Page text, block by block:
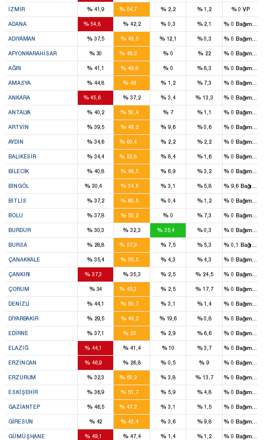
İZMIR %41,9 %54,7 % 2,2 %1,2 %0VP
ADANA %54,8 % 42,2 % 0,3 %2,1 % 0 Bağımsız
ADIYAMAN %37,5 % 49,5 %12,1 %0,3 % 0 Bağımsız
AFYONKARAHISAR %30 %48,2 %0 %22 % 0 Bağımsız
AĞRI %41,1 % 49,8 %0 %8,3 % 0 Bağımsız
AMASYA %44,8 % 46 % 1,2 %7,3 % 0 Bağımsız
ANKARA %45,6 % 37,2 % 3,4 % 13,3 % 0 Bağımsız
ANTALYA %40,2 % 50,4 %7 %1,1 % 0 Bağımsız
ARTVIN %39,5 % 49,2 % 9,6 %0,6 % 0 Bağımsız
AYDIN %34,6 %60,4 % 2,2 %2,2 % 0 Bağımsız
BALIKESIR %34,4 %53,8 % 8,4 %1,6 % 0 Bağımsız
BILECIK %40,8 % 48,5 % 6,9 %3,2 % 0 Bağımsız
BINGÖL %30,4 % 34,5 % 3,1 %5,8 % 9,6
BITLIS %37,2 % 60,5 % 0,4 %1,2 % 0 Bağımsız
BOLU %37,8 % 53,2 %0 %7,3 % 0 Bağımsız
BURDUR %30,3 % 32,3 %35,4 %0,3 % 0 Bağımsız
BURSA %28,8 %57,9 % 7,5 %5,3 % 0,1
ÇANAKKALE %35,4 % 55,5 % 4,3 %4,3 % 0 Bağımsız
ÇANKIRI %37,3 % 35,3 % 2,5 % 24,5 % 0 Bağımsız
ÇORUM %34 %45,3 % 2,5 % 17,7 % 0 Bağımsız
DENIZLI %44,1 % 50,7 % 3,1 %1,4 % 0 Bağımsız
DIYARBAKIR %29,5 % 49,2 %19,6 %0,8 % 0 Bağımsız
EDIRNE %37,1 % 53 % 2,9 %6,6 % 0 Bağımsız
ELAZIĞ %44,1 % 41,4 %10 %3,7 % 0 Bağımsız
ERZINCAN %46,9 % 26,8 % 0,5 % 9 % 0 Bağımsız
ERZURUM %32,3 %50,2 % 3,8 % 13,7 % 0 Bağımsız
ESKIŞEHIR %36,9 % 51,7 % 5,9 %4,8 % 0 Bağımsız
GAZIANTEP %46,5 %47,2 % 3,1 %1,5 % 0 Bağımsız
GIRESUN %42 % 43,4 % 3,6 %9,8 % 0 Bağımsız
GÜMÜŞHANE %49,1 % 47,4 % 1,4 %1,2 % 0 Bağımsız